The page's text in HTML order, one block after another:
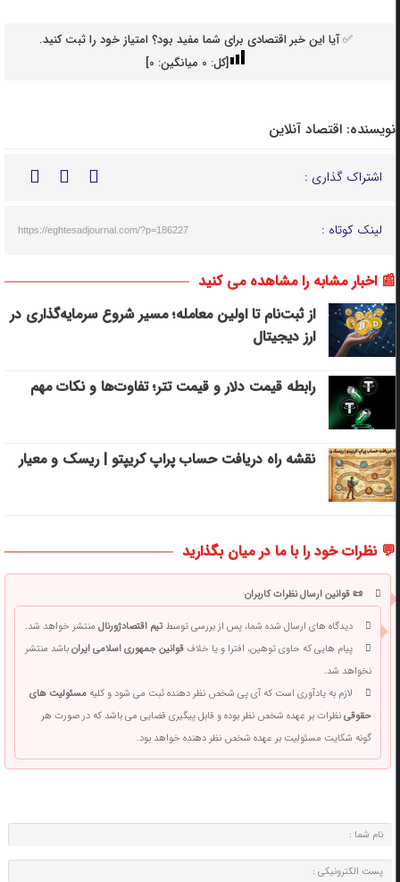
✅ آیا این خبر اقتصادی برای شما مفید بود؟ امتیاز خود را ثبت کنید.
[کل: 0میانگین: 0
]
نویسنده: اقتصاد آنلاین
اشتراک گذاری :
لینک کوتاه : https://eghtesadjournal.com/?p=186227
📰 اخبار مشابه را مشاهده می کنید
از ثبت‌نام تا اولین معامله؛ مسیر شروع سرمایه‌گذاری در
ارز دیجیتال
رابطه قیمت دلار و قیمت تتر؛ تفاوت‌ها و نکات مهم
نقشه راه دریافت حساب پراپ کریپتو | ریسک‌ و معیار
💬 نظرات خود را با ما در میان بگذارید
📜 قوانین ارسال نظرات کاربران
دیدگاه های ارسال شده شما، پس از بررسی توسطتیم اقتصادژورنالمنتشر خواهد شد.
پیام هایی که حاوی توهین، افترا و یا خلافقوانین جمهوری اسلامی ایرانباشد منتشر
نخواهد شد.
لازم به یادآوری است که آی پی شخص نظر دهنده ثبت می شود و کلیهمسئولیت های
حقوقینظرات بر عهده شخص نظر بوده و قابل پیگیری قضایی می باشد که در صورت هر
گونه شکایت مسئولیت بر عهده شخص نظر دهنده خواهد بود.